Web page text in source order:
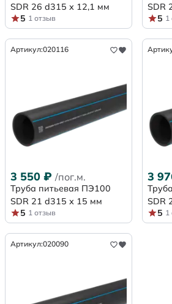
SDR 26 d315 х 12,1 мм
5 1 отзыв
SDR
5 1
Артикул:020116
3 550 ₽ /пог.м.
Труба питьевая ПЭ100
SDR 21 d315 х 15 мм
5 1 отзыв
3
SDR
5 1
Артикул:020090